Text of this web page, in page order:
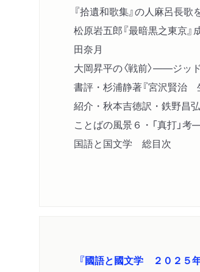
『拾遺和歌集』の人麻呂
松原岩五郎『最暗黒之東京
田奈月
大岡昇平の〈戦前〉――ジッ
書評・杉浦静著『宮沢賢治
紹介・秋本吉徳訳・鉄野昌
ことばの風景６・「真打」
国語と国文学 総目次
『國語と國文学 ２０２５